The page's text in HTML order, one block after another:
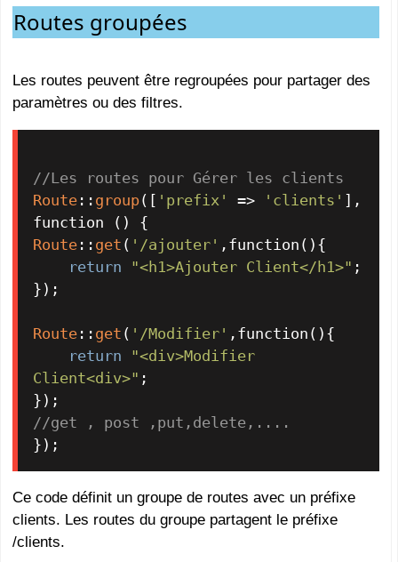
Routes groupées
Les routes peuvent être regroupées pour partager des
paramètres ou des filtres.
//Les routes pour Gérer les clients
Route :: group([ 'prefix' => 'clients' ],
Route :: get ( '/ajouter' ,function(){
return
"<h1>Ajouter Client</h1>" ;
});
Route :: get ( '/Modifier' ,function(){
return
"<div>Modifier
Client<div>" ;
//get , post ,put,delete,....
Ce code définit un groupe de routes avec un préfixe
clients. Les routes du groupe partagent le préfixe
/clients.